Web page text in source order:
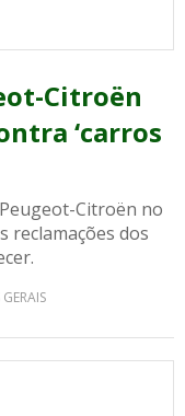
Citroën
‘carros
Citroën no
reclamações dos